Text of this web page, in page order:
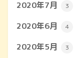
2020年7月 3
2020年6月 4
2020年5月 3